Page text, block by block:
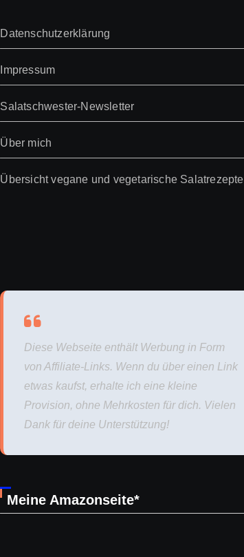
Datenschutzerklärung
Impressum
Salatschwester-Newsletter
Über mich
Übersicht vegane und vegetarische Salatrezepte
Diese Webseite enthält Werbung in Form
von Affiliate-Links. Wenn du über einen Link
etwas kaufst, erhalte ich eine kleine
Provision, ohne Mehrkosten für dich. Vielen
Dank für deine Unterstützung!
Meine Amazonseite*